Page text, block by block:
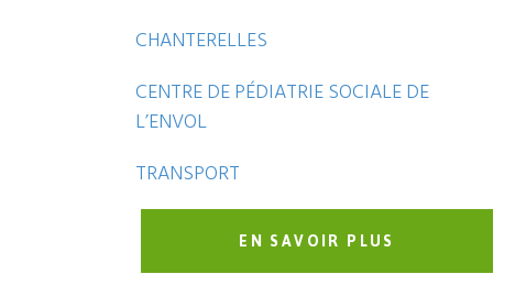
CHANTERELLES
CENTRE DE PÉDIATRIE SOCIALE DE
L’ENVOL
TRANSPORT
EN SAVOIR PLUS